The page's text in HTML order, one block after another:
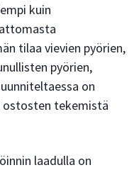
kuin
tilaa vievien pyörien,
pyörien,
on
ostosten tekemistä
laadulla on